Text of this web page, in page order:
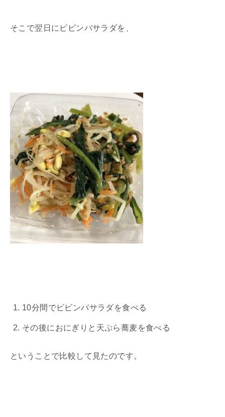
そこで翌日にビビンバサラダを、
10分間でビビンバサラダを食べる
その後におにぎりと天ぷら蕎麦を食べる
ということで比較して見たのです。